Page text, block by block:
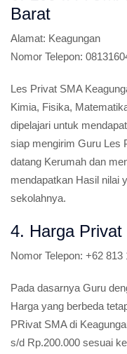
Barat
Alamat: Keagungan
Nomor Telepon:
Les Privat SMA
Kimia, Fisika,
dipelajari untuk
siap mengirim Guru Les
datang Kerumah dan
mendapatkan Hasil nilai
sekolahnya.
4. Harga
Nomor Telepon: +62 813
Pada dasarnya Guru
Harga yang berbeda
PRivat SMA di
s/d Rp.200.000 sesuai